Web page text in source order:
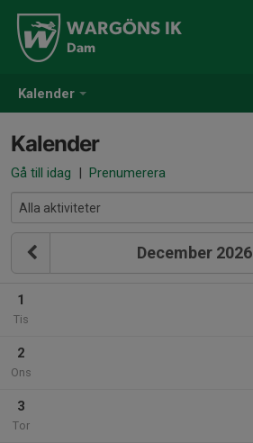
Kalender
WARGÖNS IK
Dam
Kalender
Gå till idag | Prenumerera
December 2026
1
Tis
2
Ons
3
Tor